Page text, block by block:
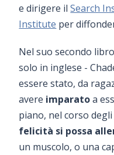
e dirigere ilSearch
Institute per
Nel suo secondo
solo in inglese -
essere stato, da
avere imparatoa
piano, nel corso
felicità si possa
un muscolo, o una